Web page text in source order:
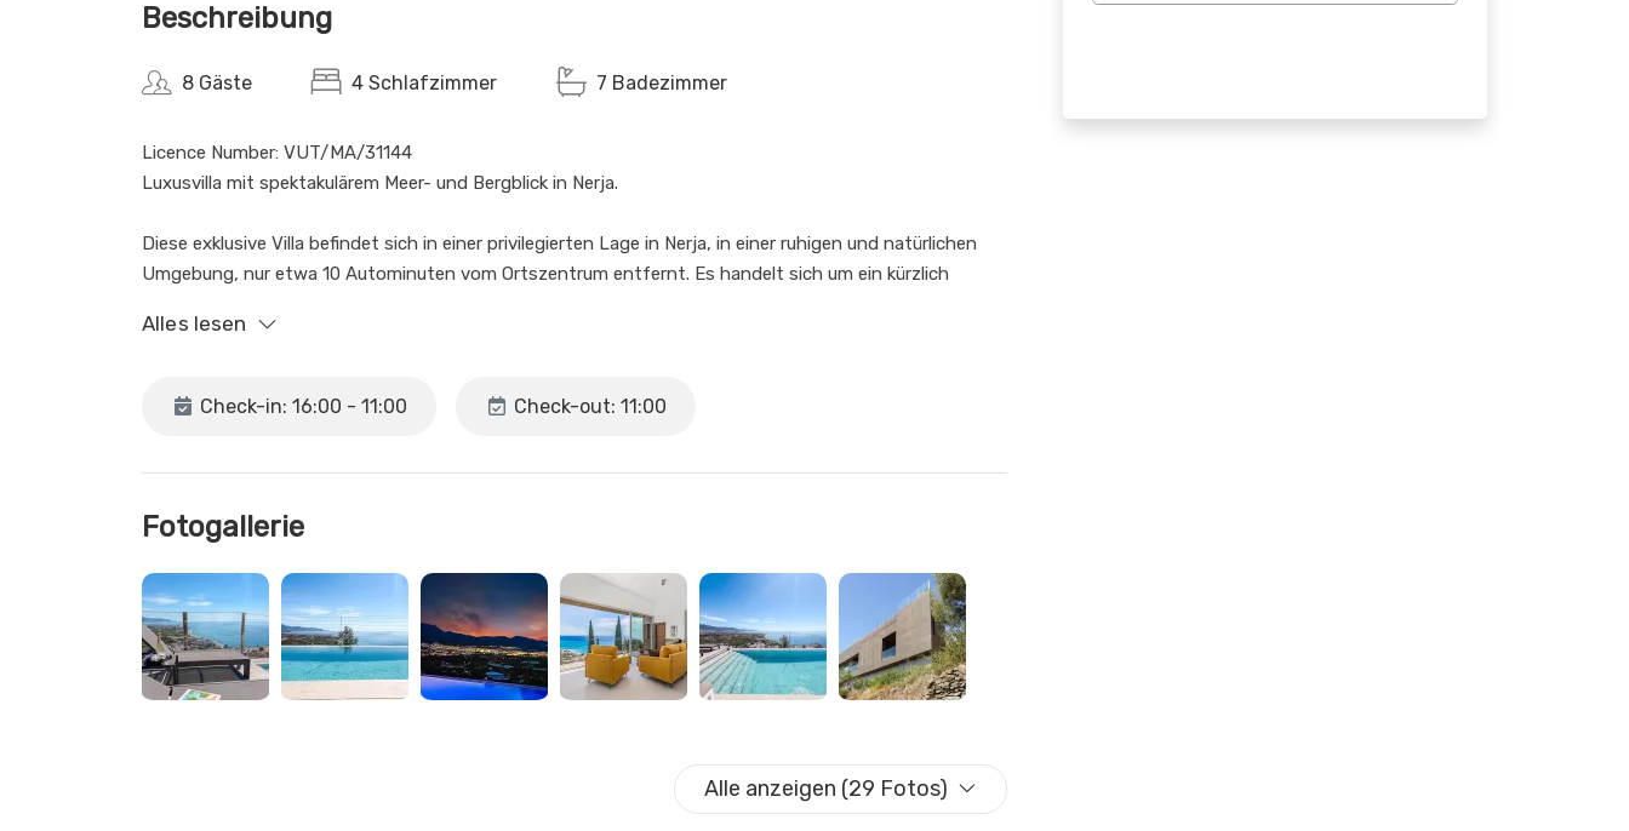
Beschreibung
8 Gäste 4 Schlafzimmer 7 Badezimmer
Licence Number: VUT/MA/31144
Luxusvilla mit spektakulärem Meer- und Bergblick in Nerja.
Diese exklusive Villa befindet sich in einer privilegierten Lage in Nerja, in einer ruhigen und natürlichen
Umgebung, nur etwa 10 Autominuten vom Ortszentrum entfernt. Es handelt sich um ein kürzlich
und beeindruckende Ausblicke zu bieten.
Die Unterkunft bietet Platz für bis zu 8 Gäste und verfügt über 4 geräumige und helle
Die Villa verfügt über einen großzügigen Wohn- und Essbereich mit großen Glasfronten, von dem aus
man den Blick auf das Meer und die Berge auch vom Inneren des Hauses genießen kann. Im oberen
Bereich befindet sich eine große, vollständig ausgestattete Terrasse sowie ein spektakulärer Infinity-
Pool, ideal zum Entspannen und Genießen der Umgebung.
Im unteren Bereich der Immobilie gibt es einen überdachten Freizeitbereich mit Tischtennisplatte und
Zu den Ausstattungsmerkmalen gehören eine ausgestattete Küche, WLAN, kostenloser Parkplatz auf
dem Grundstück, Pool, gemeinsamer Zugang zum Strand, Sonnenliegen, Essbereich im Freien und
Alles lesen
Check-in: 16:00 - 11:00 Check-out: 11:00
Fotogallerie
Alle anzeigen (29 Fotos)